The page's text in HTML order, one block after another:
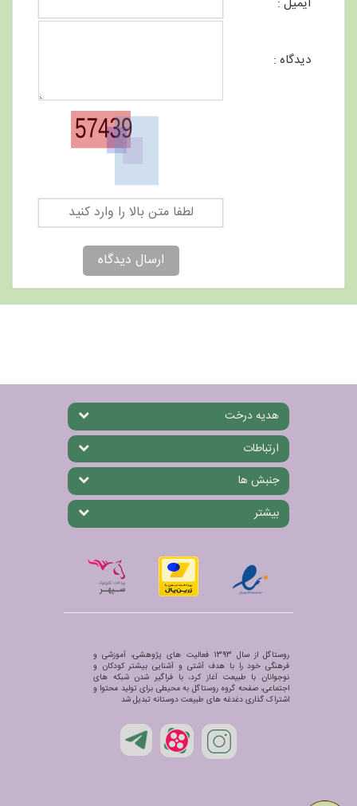
دیدگاه :
ارسال دیدگاه
هدیه درخت
ارتباطات
جنبش ها
بیشتر
روستاگل از سال 1393 فعالیت های پژوهشی، آموزشی و
فرهنگی خود را با هدف آشتی و آشنایی بیشتر کودکان و
نوجوانان با طبیعت آغاز کرد، با فراگیر شدن شبکه های
اجتماعی، صفحه گروه روستاگل به محیطی برای تولید محتوا و
اشتراک گذاری دغدغه های طبیعت دوستانه تبدیل شد